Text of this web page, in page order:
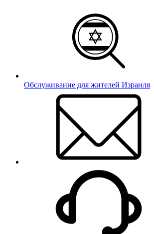
Обслуживание для жителей Израиля